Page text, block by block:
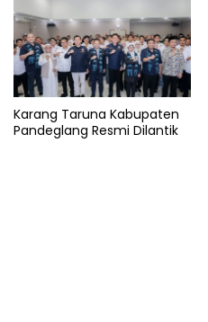
Karang Taruna Kabupaten
Pandeglang Resmi Dilantik